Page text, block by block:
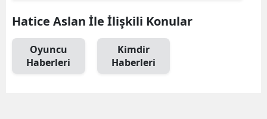
Hatice Aslan İle İlişkili Konular
Oyuncu
Haberleri
Kimdir
Haberleri